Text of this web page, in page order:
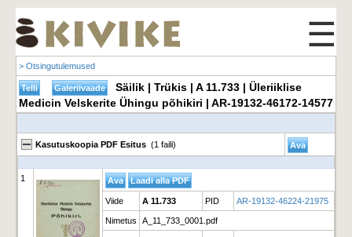
☰
> Otsingutulemused
Säilik | Trükis | A 11.733 | Üleriiklise
Medicin Velskerite Ühingu põhikiri | AR-19132-46172-14577
Kasutuskoopia PDF Esitus (1 faili)
1
Viide A 11.733 PID AR-19132-46224-21975
Nimetus A_11_733_0001.pdf